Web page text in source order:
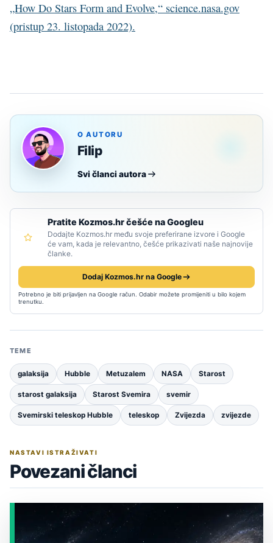
„How Do Stars Form and Evolve,“ science.nasa.gov
(pristup 23. listopada 2022).
O AUTORU
Filip
Svi članci autora
Pratite Kozmos.hr češće na Googleu
Dodajte Kozmos.hr među svoje preferirane izvore i Google
će vam, kada je relevantno, češće prikazivati naše najnovije
članke.
Dodaj Kozmos.hr na Google
Potrebno je biti prijavljen na Google račun. Odabir možete promijeniti u bilo kojem
trenutku.
TEME
galaksija Hubble Metuzalem NASA Starost
starost galaksija Starost Svemira svemir
Svemirski teleskop Hubble teleskop Zvijezda zvijezde
NASTAVI ISTRAŽIVATI
Povezani članci